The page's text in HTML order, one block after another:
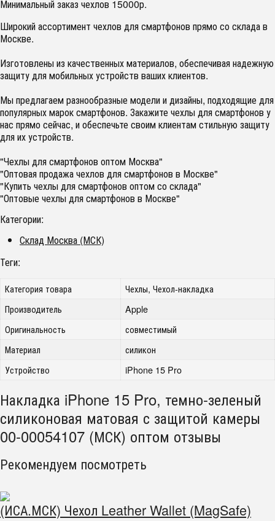
Минимальный заказ чехлов 15000р.
Широкий ассортимент чехлов для смартфонов прямо со склада в
Москве.
Изготовлены из качественных материалов, обеспечивая надежную
защиту для мобильных устройств ваших клиентов.
Мы предлагаем разнообразные модели и дизайны, подходящие для
популярных марок смартфонов. Закажите чехлы для смартфонов у
нас прямо сейчас, и обеспечьте своим клиентам стильную защиту
для их устройств.
"Чехлы для смартфонов оптом Москва"
"Оптовая продажа чехлов для смартфонов в Москве"
"Купить чехлы для смартфонов оптом со склада"
"Оптовые чехлы для смартфонов в Москве"
Категории:
Склад Москва (МСК)
Теги:
Категория товара
Чехлы, Чехол-накладка
Производитель
Apple
Оригинальность
совместимый
Материал
силикон
Устройство
iPhone 15 Pro
Накладка iPhone 15 Pro, темно-зеленый
силиконовая матовая с защитой камеры
00-00054107 (МСК) оптом отзывы
Рекомендуем посмотреть
(ИСА.МСК) Чехол Leather Wallet (MagSafe)